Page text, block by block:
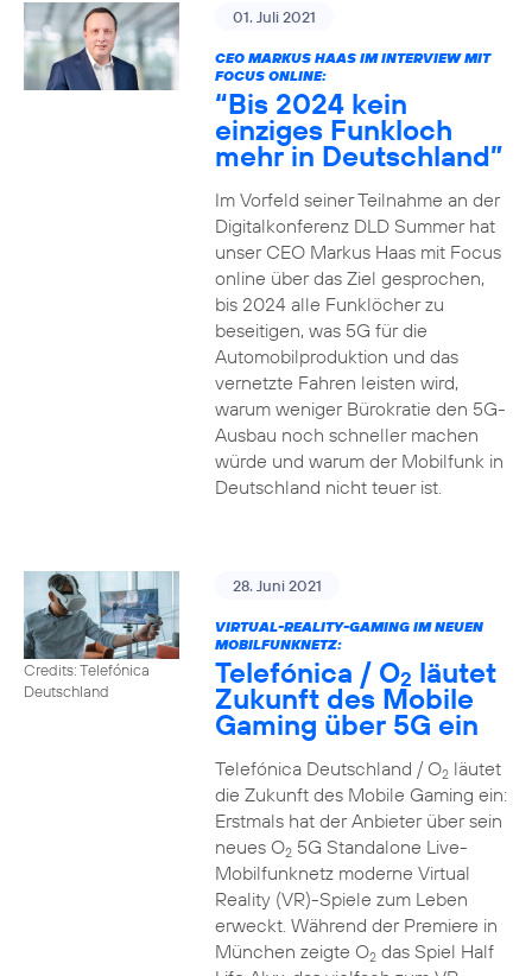
01. Juli 2021
CEO MARKUS HAAS IM INTERVIEW MIT
FOCUS ONLINE:
“Bis 2024 kein
einziges Funkloch
mehr in Deutschland”
Im Vorfeld seiner Teilnahme an der
Digitalkonferenz DLD Summer hat
unser CEO Markus Haas mit Focus
online über das Ziel gesprochen,
bis 2024 alle Funklöcher zu
beseitigen, was 5G für die
Automobilproduktion und das
vernetzte Fahren leisten wird,
warum weniger Bürokratie den 5G-
Ausbau noch schneller machen
würde und warum der Mobilfunk in
Deutschland nicht teuer ist.
Credits: Telefónica
Deutschland
28. Juni 2021
VIRTUAL-REALITY-GAMING IM NEUEN
MOBILFUNKNETZ:
Telefónica / O2 läutet
Zukunft des Mobile
Gaming über 5G ein
Telefónica Deutschland / O2läutet
die Zukunft des Mobile Gaming ein:
Erstmals hat der Anbieter über sein
neues O25G Standalone Live-
Mobilfunknetz moderne Virtual
Reality (VR)-Spiele zum Leben
erweckt. Während der Premiere in
München zeigte O2das Spiel Half